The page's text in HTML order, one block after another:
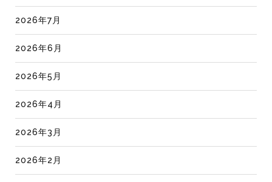
2026年7月
2026年6月
2026年5月
2026年4月
2026年3月
2026年2月